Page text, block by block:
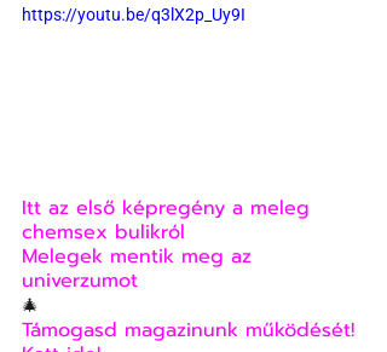
https://youtu.be/q3lX2p_Uy9I
Itt az első képregény a meleg
chemsex bulikról
Melegek mentik meg az
univerzumot
🎄
Támogasd magazinunk működését!